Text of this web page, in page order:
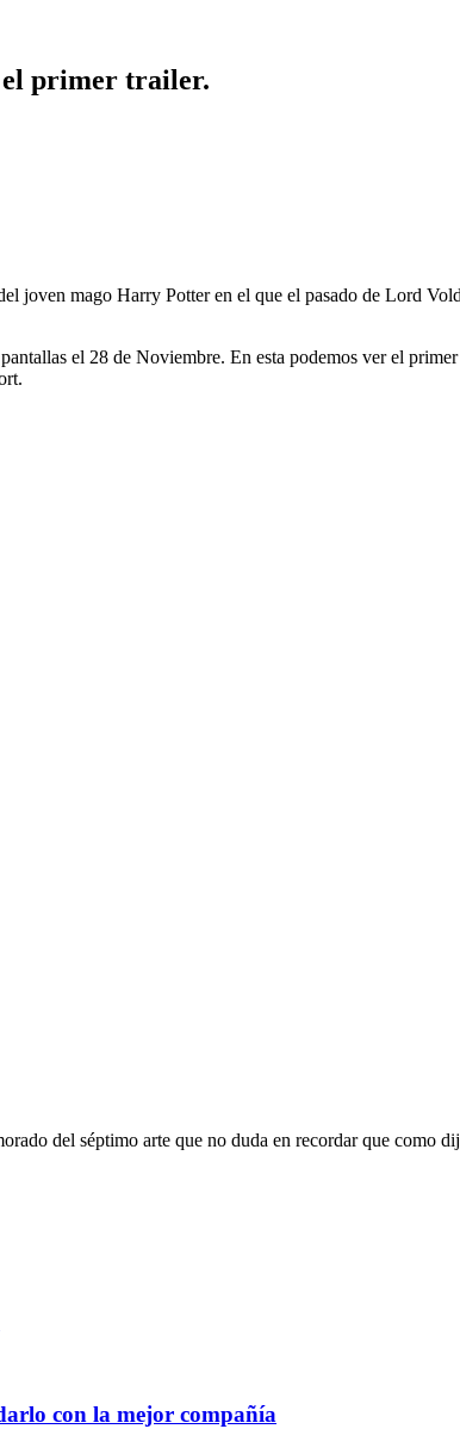
primer trailer.
joven mago Harry Potter en el que el pasado de Lord
el 28 de Noviembre. En esta podemos ver el
del séptimo arte que no duda en recordar que como
con la mejor compañía